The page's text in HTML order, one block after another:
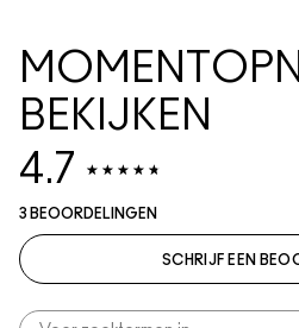
BEKIJKEN
4.7
3 BEOORDELINGEN
SCHRIJF EEN